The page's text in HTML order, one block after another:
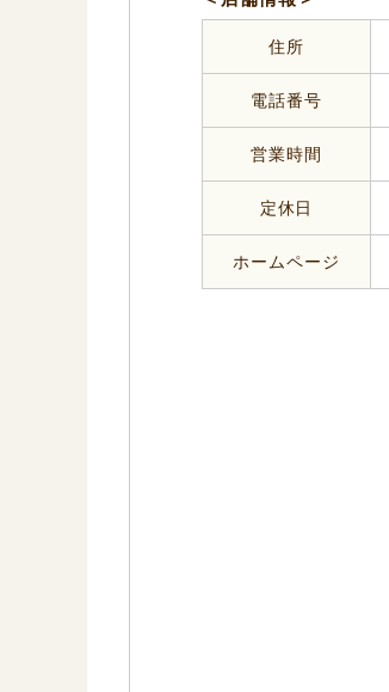
住所
電話番号
営業時間
定休日
ホームページ